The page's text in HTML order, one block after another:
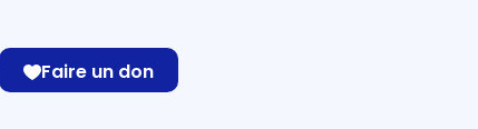
Faire un don